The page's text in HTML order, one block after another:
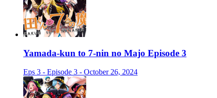
Yamada-kun to 7-nin no Majo Episode 3
Eps 3 - Episode 3 - October 26, 2024